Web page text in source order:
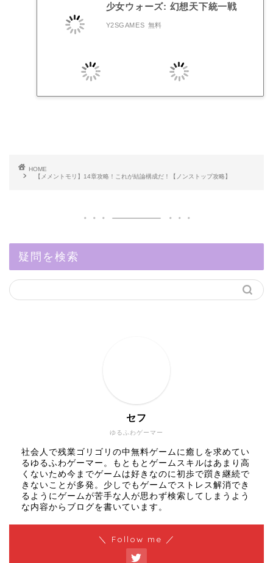
少女ウォーズ: 幻想天下統一戦
Y2SGAMES 無料
HOME
【メメントモリ】14章攻略！これが結論構成だ！【ノンストップ攻略】
疑問を検索
ゆるふわゲーマー
セフ
社会人で残業ゴリゴリの中無料ゲームに癒しを求めてい
るゆるふわゲーマー。もともとゲームスキルはあまり高
くないため今までゲームは好きなのに初歩で躓き継続で
きないことが多発。少しでもゲームでストレス解消でき
るようにゲームが苦手な人が思わず検索してしまうよう
な内容からブログを書いています。
＼ Follow me ／